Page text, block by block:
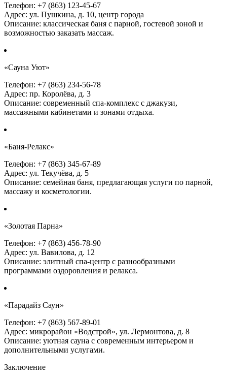
Телефон: +7 (863) 123-45-67
Адрес: ул. Пушкина, д. 10, центр города
Описание: классическая баня с парной, гостевой зоной и
возможностью заказать массаж.
«Сауна Уют»
Телефон: +7 (863) 234-56-78
Адрес: пр. Королёва, д. 3
Описание: современный спа-комплекс с джакузи,
массажными кабинетами и зонами отдыха.
«Баня-Релакс»
Телефон: +7 (863) 345-67-89
Адрес: ул. Текучёва, д. 5
Описание: семейная баня, предлагающая услуги по парной,
массажу и косметологии.
«Золотая Парна»
Телефон: +7 (863) 456-78-90
Адрес: ул. Вавилова, д. 12
Описание: элитный спа-центр с разнообразными
программами оздоровления и релакса.
«Парадайз Саун»
Телефон: +7 (863) 567-89-01
Адрес: микрорайон «Водстрой», ул. Лермонтова, д. 8
Описание: уютная сауна с современным интерьером и
дополнительными услугами.
Заключение